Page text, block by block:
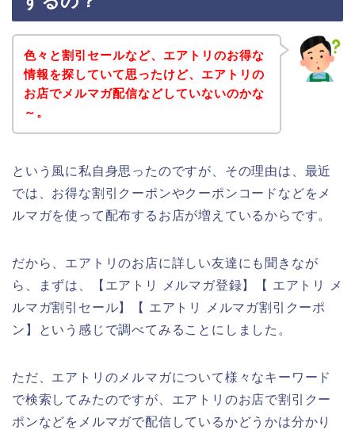
色々と割引セールなど、エアトリのお得な
情報を探していて思ったけど、エアトリの
お店でメルマガ配信などしていないのかな
～。
という風に私自身思ったのですが、その理由は、最近
では、お得な割引クーポンやクーポンコードなどをメ
ルマガを使って配布するお店が増えているからです。
だから、エアトリのお店に詳しい友達にも聞きなが
ら、まずは、【エアトリ メルマガ登録】【 エアトリ メ
ルマガ割引セール】【 エアトリ メルマガ割引クーポ
ン】という感じで調べてみることにしました。
ただ、エアトリのメルマガについて様々なキーワード
で検索してみたのですが、エアトリのお店で割引クー
ポンなどをメルマガで配信しているかどうかは分かり